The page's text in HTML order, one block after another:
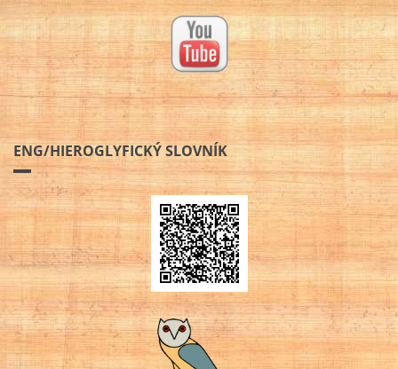
ENG/HIEROGLYFICKÝ SLOVNÍK